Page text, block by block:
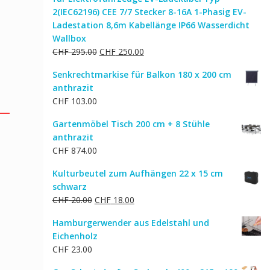
2(IEC62196) CEE 7/7 Stecker 8-16A 1-Phasig EV-
Ladestation 8,6m Kabellänge IP66 Wasserdicht
Wallbox
CHF295.00 Ursprünglicher
war:
CHF250.00Aktueller
ist:
Senkrechtmarkise für Balkon 180 x 200 cm
anthrazit
CHF103.00
Gartenmöbel Tisch 200 cm + 8 Stühle
anthrazit
CHF874.00
Kulturbeutel zum Aufhängen 22 x 15 cm
schwarz
CHF20.00 Ursprünglicher
war:
CHF 20.00
CHF18.00Aktueller
ist:
Hamburgerwender aus Edelstahl und
Eichenholz
CHF23.00